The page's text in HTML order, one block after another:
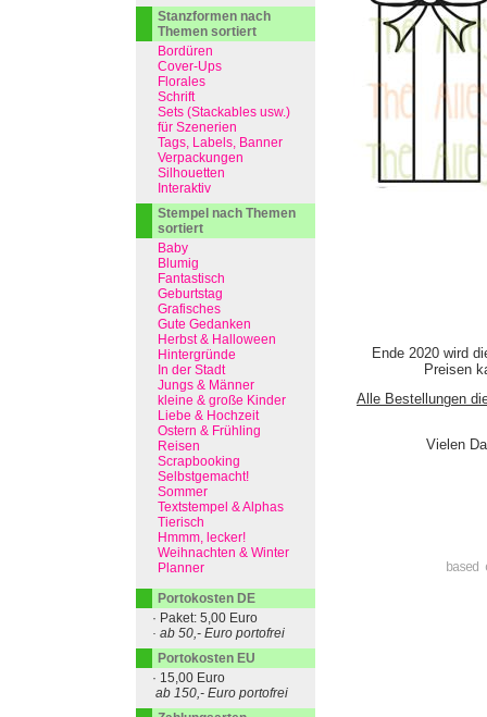
Ende 2020 wird
Preisen
Alle Bestellungen
Vielen
Stanzformen nach
Themen sortiert
Bordüren
Cover-Ups
Florales
Schrift
Sets (Stackables usw.)
für Szenerien
Tags, Labels, Banner
Verpackungen
Silhouetten
Interaktiv
Stempel nach Themen
sortiert
Baby
Blumig
Fantastisch
Geburtstag
Grafisches
Gute Gedanken
Herbst & Halloween
Hintergründe
In der Stadt
Jungs & Männer
kleine & große Kinder
Liebe & Hochzeit
Ostern & Frühling
Reisen
Scrapbooking
Selbstgemacht!
Sommer
Textstempel & Alphas
Tierisch
Hmmm, lecker!
Weihnachten & Winter
Planner
Portokosten DE
· Paket: 5,00 Euro
· ab 50,- Euro portofrei
Portokosten EU
· 15,00 Euro
ab 150,- Euro portofrei